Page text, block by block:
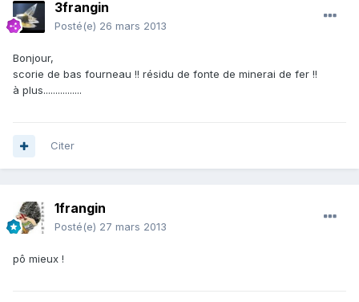
3frangin
Posté(e) 26 mars 2013
Bonjour,
scorie de bas fourneau !! résidu de fonte de minerai de fer !!
à plus................
Citer
1frangin
Posté(e) 27 mars 2013
pô mieux !